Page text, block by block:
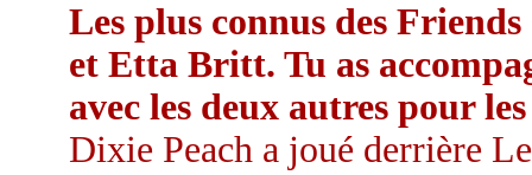
Les plus connus des
et Etta Britt. Tu as
avec les deux autres pour
Dixie Peach a joué derrière